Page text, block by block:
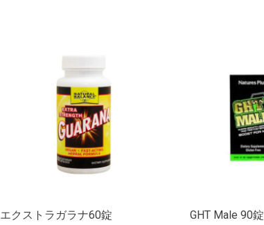
エクストラガラナ60錠 GHT Male 90錠